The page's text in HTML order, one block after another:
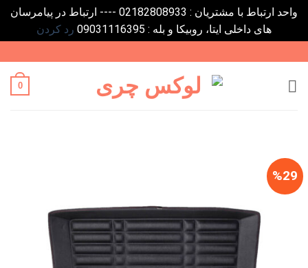
واحد ارتباط با مشتریان : 02182808933 ---- ارتباط در پیامرسان
های داخلی ایتا، روبیکا و بله : 09031116395
رد کردن
to
content
0
%29